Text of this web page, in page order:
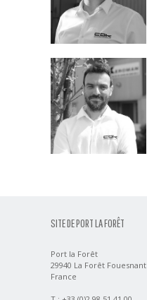
Tanguy Redon
SITE DE PORT LA FORÊT
Port la Forêt
29940 La Forêt Fouesnant
France